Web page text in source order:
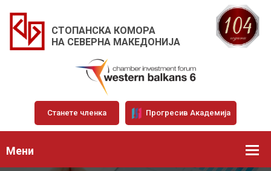
СТОПАНСКА КОМОРА
НА СЕВЕРНА МАКЕДОНИЈА
Станете членка Прогресив Академија
Мени